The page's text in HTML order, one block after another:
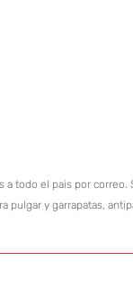
a todo el pais por
y garrapatas,